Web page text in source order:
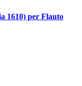
1610) per Flauto